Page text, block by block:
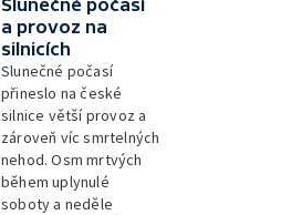
Slunečné počasí
a provoz na
silnicích
Slunečné počasí
přineslo na české
silnice větší provoz a
zároveň víc smrtelných
nehod. Osm mrtvých
během uplynulé
soboty a neděle